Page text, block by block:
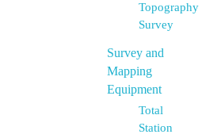
Topography
Survey
Survey and
Mapping
Equipment
Total
Station